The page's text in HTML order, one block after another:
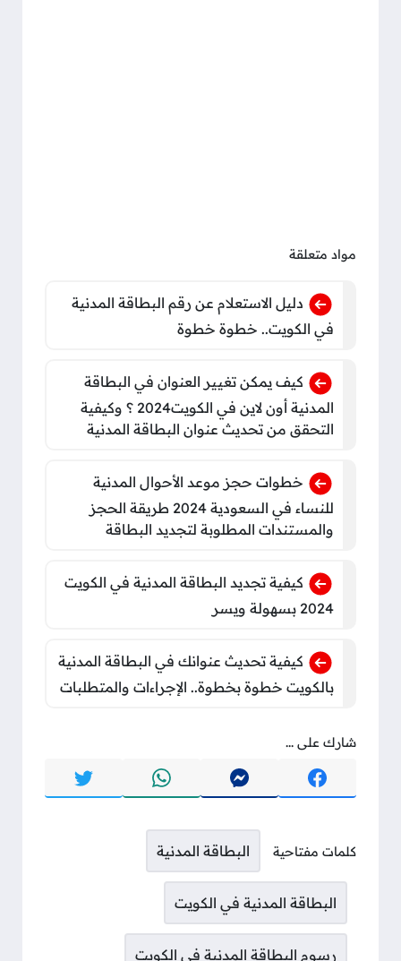
مواد متعلقة
دليل الاستعلام عن رقم البطاقة المدنية
في الكويت.. خطوة خطوة
كيف يمكن تغيير العنوان في البطاقة
المدنية أون لاين في الكويت2024 ؟ وكيفية
التحقق من تحديث عنوان البطاقة المدنية
خطوات حجز موعد الأحوال المدنية
للنساء في السعودية 2024 طريقة الحجز
والمستندات المطلوبة لتجديد البطاقة
كيفية تجديد البطاقة المدنية في الكويت
2024 بسهولة ويسر
كيفية تحديث عنوانك في البطاقة المدنية
بالكويت خطوة بخطوة.. الإجراءات والمتطلبات
شارك على ...
كلمات مفتاحية البطاقة المدنية
البطاقة المدنية في الكويت
رسوم البطاقة المدنية في الكويت